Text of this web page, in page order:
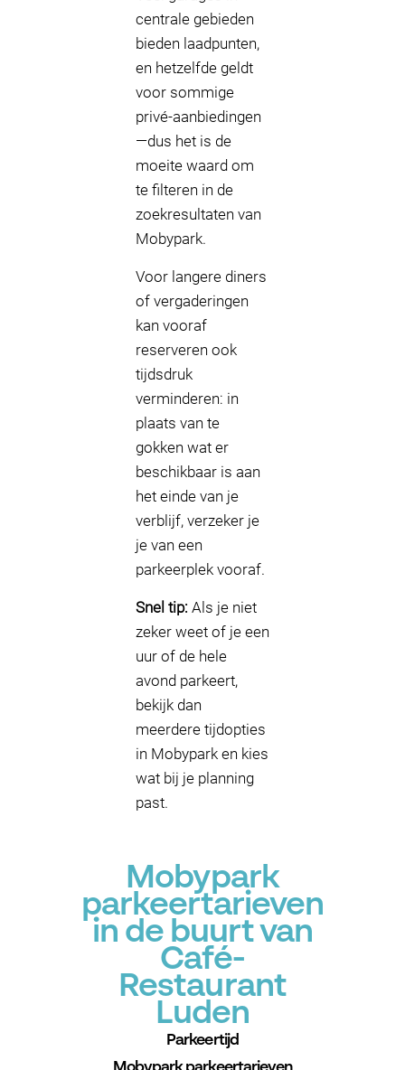
centrale gebieden
bieden laadpunten,
en hetzelfde geldt
voor sommige
privé-aanbiedingen
—dus het is de
moeite waard om
te filteren in de
zoekresultaten van
Mobypark.
Voor langere diners
of vergaderingen
kan vooraf
reserveren ook
tijdsdruk
verminderen: in
plaats van te
gokken wat er
beschikbaar is aan
het einde van je
verblijf, verzeker je
je van een
parkeerplek vooraf.
Snel tip: Als je niet
zeker weet of je een
uur of de hele
avond parkeert,
bekijk dan
meerdere tijdopties
in Mobypark en kies
wat bij je planning
past.
Mobypark
parkeertarieven
in de buurt van
Café-
Restaurant
Luden
Parkeertijd